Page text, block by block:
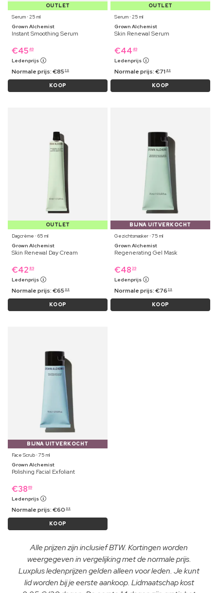
OUTLET
Serum ⋅ 25 ml
Grown Alchemist
Instant Smoothing Serum
€45 49
Ledenprijs
Normale prijs:€85 39
KOOP
OUTLET
Serum ⋅ 25 ml
Grown Alchemist
Skin Renewal Serum
€44 49
Ledenprijs
Normale prijs:€71 49
KOOP
OUTLET
Dagcrème ⋅ 65 ml
Grown Alchemist
Skin Renewal Day Cream
€42 89
Ledenprijs
Normale prijs:€65 99
KOOP
BIJNA UITVERKOCHT
Gezichtsmasker ⋅ 75 ml
Grown Alchemist
Regenerating Gel Mask
€48 39
Ledenprijs
Normale prijs:€76 39
KOOP
BIJNA UITVERKOCHT
Face Scrub ⋅ 75 ml
Grown Alchemist
Polishing Facial Exfoliant
€38 69
Ledenprijs
Normale prijs:€60 99
KOOP
Alle prijzen zijn inclusief BTW. Kortingen worden
weergegeven in vergelijking met de normale prijs.
Luxplus ledenprijzen gelden alleen voor leden. Je kunt
lid worden bij je eerste aankoop. Lidmaatschap kost